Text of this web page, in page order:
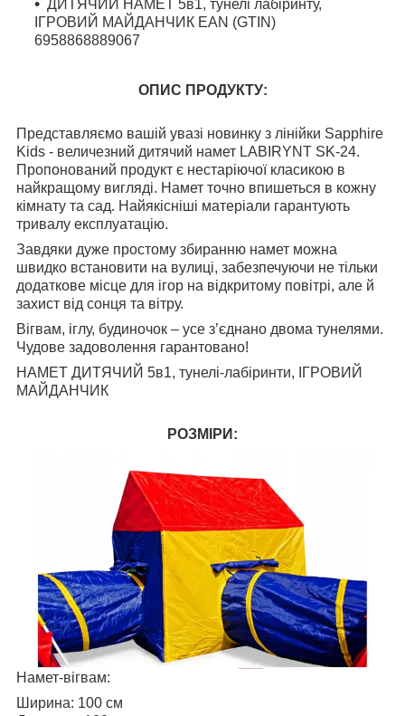
ДИТЯЧИЙ НАМЕТ 5в1, тунелі лабіринту,
ІГРОВИЙ МАЙДАНЧИК EAN (GTIN)
6958868889067
ОПИС ПРОДУКТУ:
Представляємо вашій увазі новинку з лінійки Sapphire
Kids - величезний дитячий намет LABIRYNT SK-24.
Пропонований продукт є нестаріючої класикою в
найкращому вигляді. Намет точно впишеться в кожну
кімнату та сад. Найякісніші матеріали гарантують
тривалу експлуатацію.
Завдяки дуже простому збиранню намет можна
швидко встановити на вулиці, забезпечуючи не тільки
додаткове місце для ігор на відкритому повітрі, але й
захист від сонця та вітру.
Вігвам, іглу, будиночок – усе з’єднано двома тунелями.
Чудове задоволення гарантовано!
НАМЕТ ДИТЯЧИЙ 5в1, тунелі-лабіринти, ІГРОВИЙ
МАЙДАНЧИК
РОЗМІРИ:
Намет-вігвам:
Ширина: 100 см